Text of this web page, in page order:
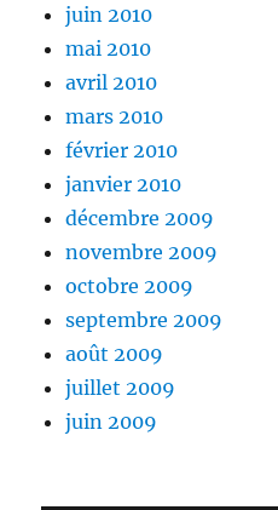
juin 2010
mai 2010
avril 2010
mars 2010
février 2010
janvier 2010
décembre 2009
novembre 2009
octobre 2009
septembre 2009
août 2009
juillet 2009
juin 2009